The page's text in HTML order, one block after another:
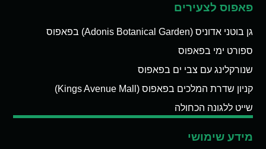
פאפוס לצעירים
גן בוטני אדוניס (Adonis Botanical Garden) בפאפוס
ספורט ימי בפאפוס
שנורקלינג עם צבי ים בפאפוס
קניון שדרת המלכים בפאפוס (Kings Avenue Mall)
שייט ללגונה הכחולה
מידע שימושי